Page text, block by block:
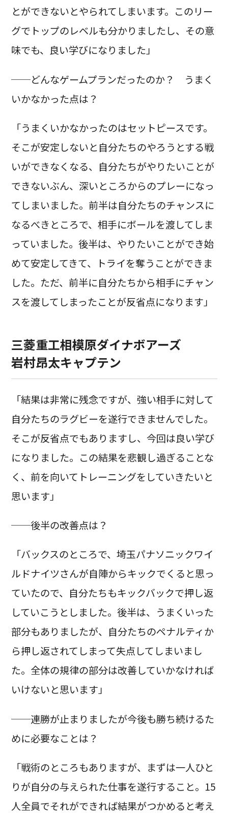
とができないとやられてしまいます。このリー
グでトップのレベルも分かりましたし、その意
味でも、良い学びになりました」
──どんなゲームプランだったのか？ うまく
いかなかった点は？
「うまくいかなかったのはセットピースです。
そこが安定しないと自分たちのやろうとする戦
いができなくなる、自分たちがやりたいことが
できないぶん、深いところからのプレーになっ
てしまいました。前半は自分たちのチャンスに
なるべきところで、相手にボールを渡してしま
っていました。後半は、やりたいことができ始
めて安定してきて、トライを奪うことができま
した。ただ、前半に自分たちから相手にチャン
スを渡してしまったことが反省点になります」
三菱重工相模原ダイナボアーズ
岩村昂太キャプテン
「結果は非常に残念ですが、強い相手に対して
自分たちのラグビーを遂行できませんでした。
そこが反省点でもありますし、今回は良い学び
になりました。この結果を悲観し過ぎることな
く、前を向いてトレーニングをしていきたいと
思います」
──後半の改善点は？
「バックスのところで、埼玉パナソニックワイ
ルドナイツさんが自陣からキックでくると思っ
ていたので、自分たちもキックバックで押し返
していこうとしました。後半は、うまくいった
部分もありましたが、自分たちのペナルティか
ら押し返されてしまって失点してしまいまし
た。全体の規律の部分は改善していかなければ
いけないと思います」
──連勝が止まりましたが今後も勝ち続けるた
めに必要なことは？
「戦術のところもありますが、まずは一人ひと
りが自分の与えられた仕事を遂行すること。15
人全員でそれができれば結果がつかめると考え